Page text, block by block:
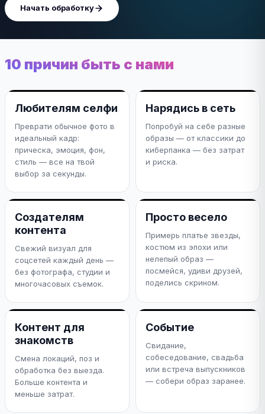
Начать обработку
10 причин быть с нами
Любителям селфи
Преврати обычное фото в
идеальный кадр:
прическа, эмоция, фон,
стиль — все на твой
выбор за секунды.
Нарядись в сеть
Попробуй на себе разные
образы — от классики до
киберпанка — без затрат
и риска.
Создателям
контента
Свежий визуал для
соцсетей каждый день —
без фотографа, студии и
многочасовых съемок.
Просто весело
Примерь платье звезды,
костюм из эпохи или
нелепый образ —
посмейся, удиви друзей,
поделись скрином.
Контент для
знакомств
Смена локаций, поз и
обработка без выезда.
Больше контента и
меньше затрат.
Событие
Свидание,
собеседование, свадьба
или встреча выпускников
— собери образ заранее.